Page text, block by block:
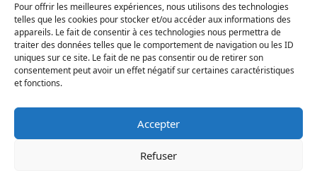
Pour offrir les meilleures expériences, nous utilisons des technologies
telles que les cookies pour stocker et/ou accéder aux informations des
appareils. Le fait de consentir à ces technologies nous permettra de
traiter des données telles que le comportement de navigation ou les ID
uniques sur ce site. Le fait de ne pas consentir ou de retirer son
consentement peut avoir un effet négatif sur certaines caractéristiques
et fonctions.
Accepter
Refuser